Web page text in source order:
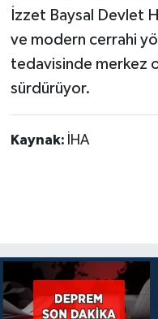
İzzet Baysal Devlet
ve modern cerrahi
tedavisinde merkez
sürdürüyor.
Kaynak: İHA